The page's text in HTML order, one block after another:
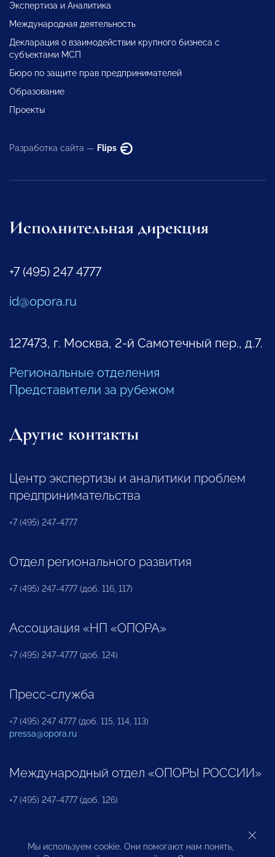
Экспертиза и Аналитика
Международная деятельность
Декларация о взаимодействии крупного бизнеса с
субъектами МСП
Бюро по защите прав предпринимателей
Образование
Проекты
Разработка сайта — Flips
Исполнительная дирекция
+7 (495) 247 4777
id@opora.ru
127473, г. Москва, 2-й Самотечный пер., д.7.
Региональные отделения
Представители за рубежом
Другие контакты
Центр экспертизы и аналитики проблем
предпринимательства
+7 (495) 247-4777
Отдел регионального развития
+7 (495) 247-4777 (доб. 116, 117)
Ассоциация «НП «ОПОРА»
+7 (495) 247-4777 (доб. 124)
Пресс-служба
+7 (495) 247 4777 (доб. 115, 114, 113)
pressa@opora.ru
Международный отдел «ОПОРЫ РОССИИ»
+7 (495) 247-4777 (доб. 126)
Бюро по защите прав предпринимателей и
Мы используем cookie. Они помогают нам понять,